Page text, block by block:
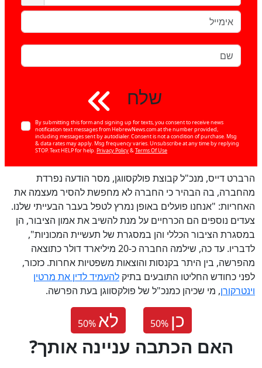
שלח
By submitting this form and signing up for texts, you consent to receive news
notification text messages from HebrewNews.com at the number provided,
including messages sent by autodialer. Consent is not a condition of purchase. Msg
& data rates may apply. Msg frequency varies. Unsubscribe at any time by replying
STOP. Text HELP for help. Privacy Policy& Terms Of Use
הרברט דייס, מנכ"ל קבוצת פולקסווגן, מסר הודעה נפרדת
מהחברה, בה הבהיר כי החברה לא מחפשת להסיר מעצמה את
האחריות: "אנחנו פועלים באופן נמרץ לטפל בעבר הבעייתי שלנו.
צעדים נוספים הם הכרחיים על מנת להשיב את אמון הציבור, הן
במסגרת הציבור הכללי והן במסגרת של תעשיית המכוניות",
לדבריו. עד כה, שילמה החברה כ-20 מיליארד דולר כתוצאה
מהפרשה, בין היתר בקנסות והוצאות משפטיות אחרות. כזכור,
לפני כחודש החליטו התובעים בתיק להעמיד לדין את מרטין
וינטרקורן, מי שכיהן כמנכ"ל של פולקסווגן בעת הפרשה.
50% לא 50% כן
?האם הכתבה עניינה אותך